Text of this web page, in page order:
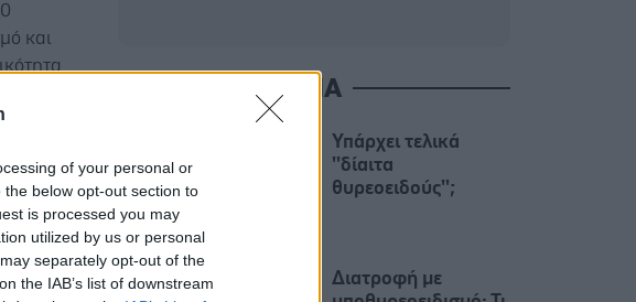
of your personal or
below opt-out section to
is processed you may
utilized by us or personal
separately opt-out of the
the IAB’s list of downstream
και
ΔΙΑΒΑΣΤΕ ΑΚΟΜΑ
Υπάρχει τελικά
''δίαιτα
θυρεοειδούς'';
Διατροφή με